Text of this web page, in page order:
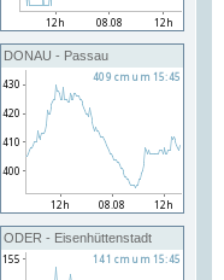
DONAU - Passau
ODER - Eisenhüttenstadt